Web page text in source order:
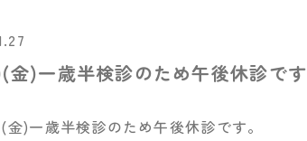
金)一歳半検診のため午後休診です
)一歳半検診のため午後休診です。